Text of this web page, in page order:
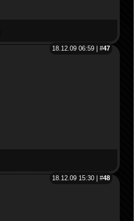
18.12.09 06:59 | #47
18.12.09 15:30 | #48